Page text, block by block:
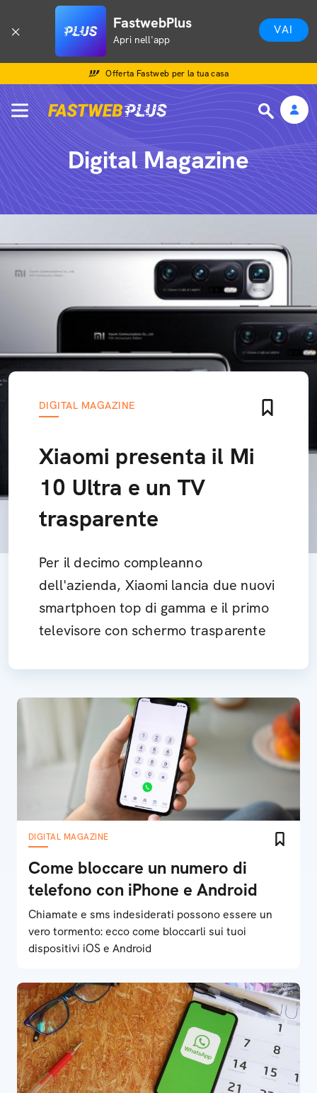
FastwebPlus
Apri nell'app
VAI
Offerta Fastweb per la tua casa
Digital Magazine
DIGITAL MAGAZINE
Xiaomi presenta il Mi
10 Ultra e un TV
trasparente
Per il decimo compleanno
dell'azienda, Xiaomi lancia due nuovi
smartphoen top di gamma e il primo
televisore con schermo trasparente
DIGITAL MAGAZINE
Come bloccare un numero di
telefono con iPhone e Android
Chiamate e sms indesiderati possono essere un
vero tormento: ecco come bloccarli sui tuoi
dispositivi iOS e Android